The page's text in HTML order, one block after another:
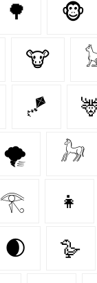
🌳 🐵
🐮
🪁
🌪️ 𓃗
𓂀 👧
🌒 🪿